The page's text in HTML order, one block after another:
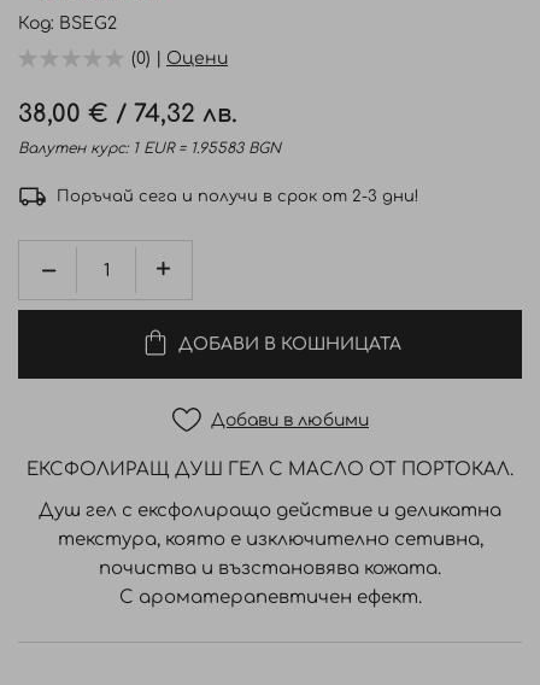
със
Код BSEG2
(0) | Оцени
38,00 € / 74,32 лв.
Валутен курс: 1 EUR = 1.95583 BGN
Поръчай сега и получи в срок от 2-3 дни!
ДОБАВИ В КОШНИЦАТА
Добави в любими
ЕКСФОЛИРАЩ ДУШ ГЕЛ С МАСЛО ОТ ПОРТОКАЛ.
Душ гел с ексфолиращо действие и деликатна
текстура, която е изключително сетивна,
почиства и възстановява кожата.
С ароматерапевтичен ефект.